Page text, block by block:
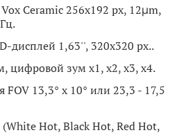
Ceramic 256х192 рх, 12μm,
дисплей 1,63'', 320х320 px..
цифровой зум х1, х2, х3, х4.
FOV 13,3° х 10° или 23,3 - 17,5
Hot, Black Hot, Red Hot,